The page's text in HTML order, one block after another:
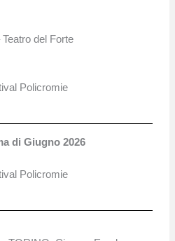
del Forte
Policromie
di Giugno 2026
Policromie